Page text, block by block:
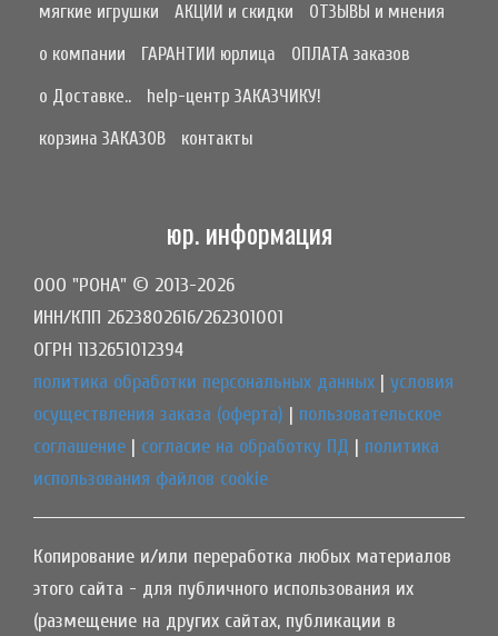
мягкие игрушки
АКЦИИ и скидки
ОТЗЫВЫ и мнения
о компании
ГАРАНТИИ юрлица
ОПЛАТА заказов
о Доставке..
help-центр ЗАКАЗЧИКУ!
корзина ЗАКАЗОВ
контакты
юр. информация
ООО "РОНА" © 2013-2026
ИНН/КПП 2623802616/262301001
ОГРН 1132651012394
политика обработки персональных данных | условия
осуществления заказа (оферта) | пользовательское
соглашение | согласие на обработку ПД | политика
использования файлов cookie
Копирование и/или переработка любых материалов
этого сайта - для публичного использования их
(размещение на других сайтах, публикации в